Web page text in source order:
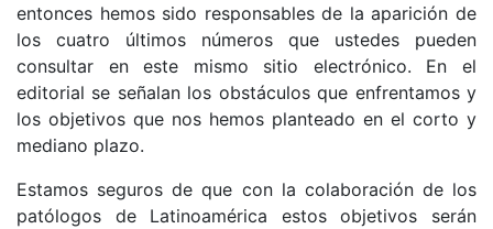
entonces hemos sido responsables de la aparición de
los cuatro últimos números que ustedes pueden
consultar en este mismo sitio electrónico. En el
editorial se señalan los obstáculos que enfrentamos y
los objetivos que nos hemos planteado en el corto y
mediano plazo.
Estamos seguros de que con la colaboración de los
patólogos de Latinoamérica estos objetivos serán